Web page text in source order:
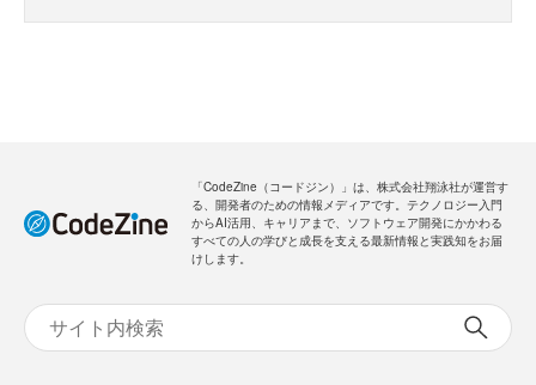
「CodeZine（コードジン）」は、株式会社翔泳社が運営す
る、開発者のための情報メディアです。テクノロジー入門
からAI活用、キャリアまで、ソフトウェア開発にかかわる
すべての人の学びと成長を支える最新情報と実践知をお届
けします。